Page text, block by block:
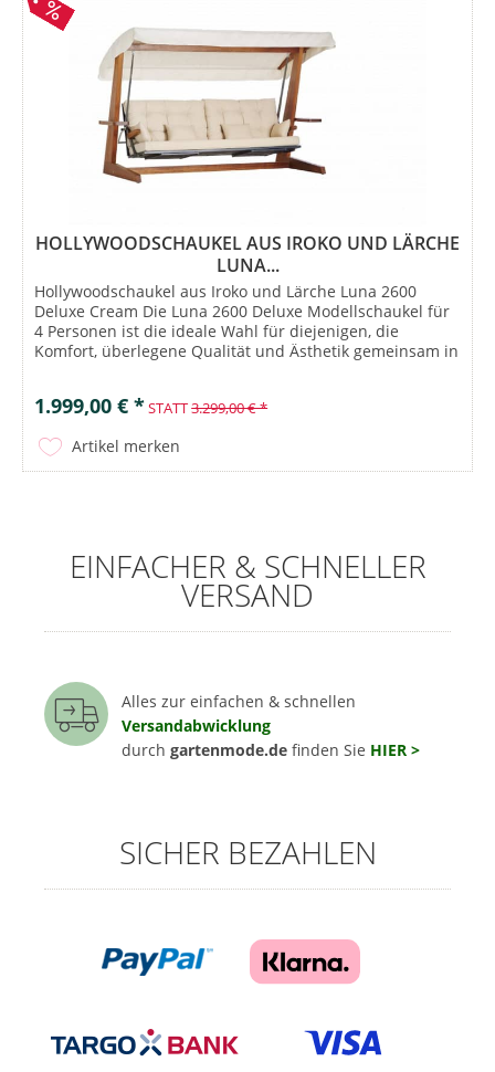
HOLLYWOODSCHAUKEL AUS IROKO UND LÄRCHE
LUNA...
Hollywoodschaukel aus Iroko und Lärche Luna 2600
Deluxe Cream Die Luna 2600 Deluxe Modellschaukel für
4 Personen ist die ideale Wahl für diejenigen, die
Komfort, überlegene Qualität und Ästhetik gemeinsam in
1.999,00 € *STATT3.299,00 € *
Artikel merken
EINFACHER & SCHNELLER
VERSAND
Alles zur einfachen & schnellen
Versandabwicklung
durch gartenmode.de finden Sie HIER >
SICHER BEZAHLEN